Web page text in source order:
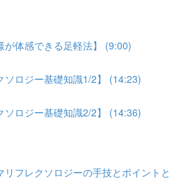
が体感できる足軽法】 (9:00)
ソロジー基礎知識1/2】 (14:23)
ソロジー基礎知識2/2】 (14:36)
リフレクソロジーの手技とポイントと